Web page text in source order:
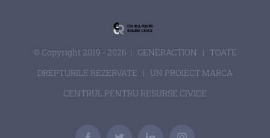
© Copyright 2019 - 2026 | GENERACTION | TOATE
DREPTURILE REZERVATE | UN PROIECT MARCA
CENTRUL PENTRU RESURSE CIVICE